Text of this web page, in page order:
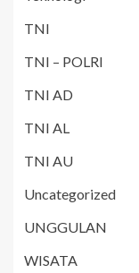
TNI
TNI – POLRI
TNI AD
TNI AL
TNI AU
Uncategorized
UNGGULAN
WISATA